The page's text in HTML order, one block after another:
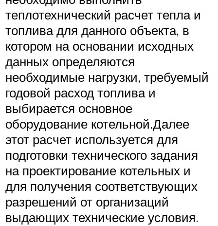
теплотехнический расчет тепла и
топлива для данного объекта, в
котором на основании исходных
данных определяются
необходимые нагрузки, требуемый
годовой расход топлива и
выбирается основное
оборудование котельной.Далее
этот расчет используется для
подготовки технического задания
на проектирование котельных и
для получения соответствующих
разрешений от организаций
выдающих технические условия.